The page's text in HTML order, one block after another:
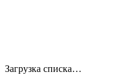
Загрузка списка…